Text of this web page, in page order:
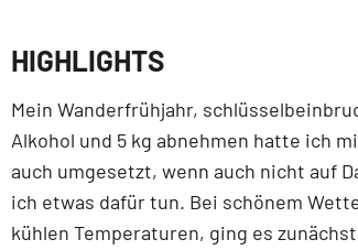
HIGHLIGHTS
Mein Wanderfrühjahr,
Alkohol und 5 kg abnehmen hatte ich
auch umgesetzt, wenn auch nicht auf
ich etwas dafür tun. Bei schönem
kühlen Temperaturen, ging es